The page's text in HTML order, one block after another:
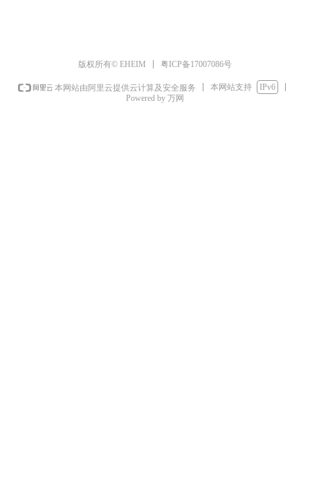
版权所有© EHEIM 粤ICP备17007086号
本网站由阿里云提供云计算及安全服务 本网站支持
IPv6
Powered by 万网